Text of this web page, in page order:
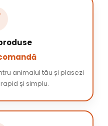
animalul tău și plasezi
și simplu.